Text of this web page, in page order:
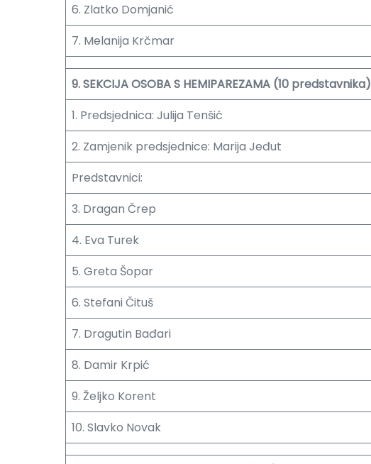
6. Zlatko Domjanić
7. Melanija Krčmar
9. SEKCIJA OSOBA S HEMIPAREZAMA (10 predstavnika)
1. Predsjednica: Julija Tenšić
2. Zamjenik predsjednice: Marija Jeđut
Predstavnici:
3. Dragan Črep
4. Eva Turek
5. Greta Šopar
6. Stefani Čituš
7. Dragutin Bađari
8. Damir Krpić
9. Željko Korent
10. Slavko Novak